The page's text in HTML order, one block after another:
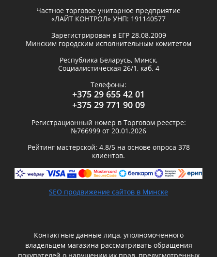
Частное торговое унитарное предприятие
«ЛАЙТ КОНТРОЛ» УНП: 191140577
Зарегистрирован в ЕГР 28.08.2009
Минским городским исполнительным комитетом
Республика Беларусь, Минск,
Социалистическая 26/1, каб. 4
Телефоны:
+375 29 655 42 01
+375 29 771 90 09
Регистрационный номер в Торговом реестре:
№766999 от 20.01.2026
Рейтинг мастерской: 4.8/5 на основе опроса 378
клиентов.
SEO продвижение сайтов в Минске
Контактные данные лица, уполномоченного
владельцем магазина рассматривать обращения